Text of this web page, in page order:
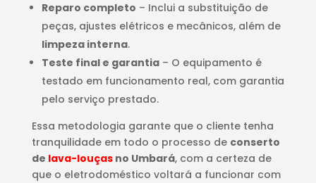
Reparo completo – Inclui a substituição de
peças, ajustes elétricos e mecânicos, além de
limpeza interna.
Teste final e garantia– O equipamento é
testado em funcionamento real, com garantia
pelo serviço prestado.
Essa metodologia garante que o cliente tenha
tranquilidade em todo o processo de conserto
de lava-louçasno Umbará, com a certeza de
que o eletrodoméstico voltará a funcionar com